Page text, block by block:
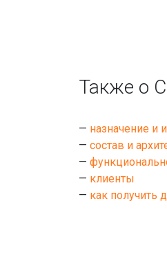
Также о
— назначение и
— состав и
—
— клиенты
— как получить